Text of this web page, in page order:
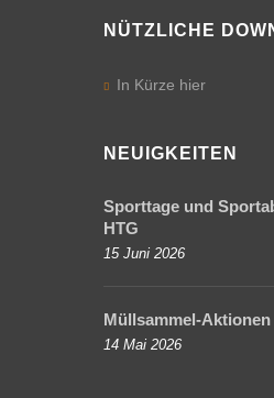
NÜTZLICHE
In Kürze hier
NEUIGKEITEN
Sporttage und
HTG
15 Juni 2026
Müllsammel-
14 Mai 2026
Zusammenarbeit
Krankmeldungen
Förderverein